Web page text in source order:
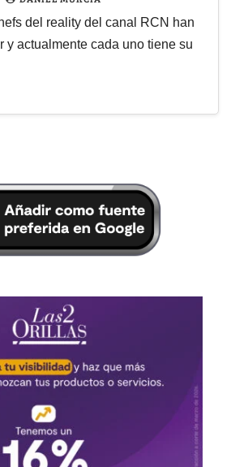
del reality del canal RCN han
y actualmente cada uno tiene su